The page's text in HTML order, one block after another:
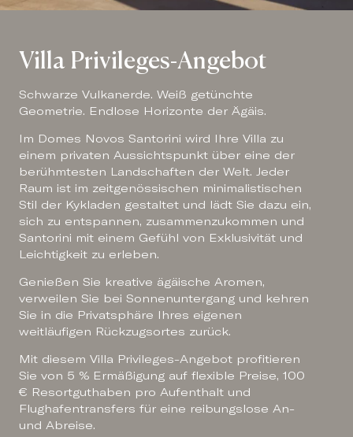
Villa Privileges-Angebot
Schwarze Vulkanerde. Weiß getünchte
Geometrie. Endlose Horizonte der Ägäis.
Im Domes Novos Santorini wird Ihre Villa zu
einem privaten Aussichtspunkt über eine der
berühmtesten Landschaften der Welt. Jeder
Raum ist im zeitgenössischen minimalistischen
Stil der Kykladen gestaltet und lädt Sie dazu ein,
sich zu entspannen, zusammenzukommen und
Santorini mit einem Gefühl von Exklusivität und
Leichtigkeit zu erleben.
Genießen Sie kreative ägäische Aromen,
verweilen Sie bei Sonnenuntergang und kehren
Sie in die Privatsphäre Ihres eigenen
weitläufigen Rückzugsortes zurück.
Mit diesem Villa Privileges-Angebot profitieren
Sie von 5 % Ermäßigung auf flexible Preise, 100
€ Resortguthaben pro Aufenthalt und
Flughafentransfers für eine reibungslose An-
und Abreise.